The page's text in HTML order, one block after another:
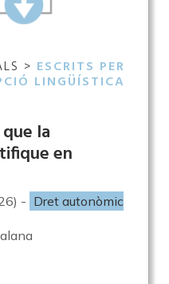
> ESCRITS PER
LINGÜÍSTICA
la
en
- Dret autonòmic